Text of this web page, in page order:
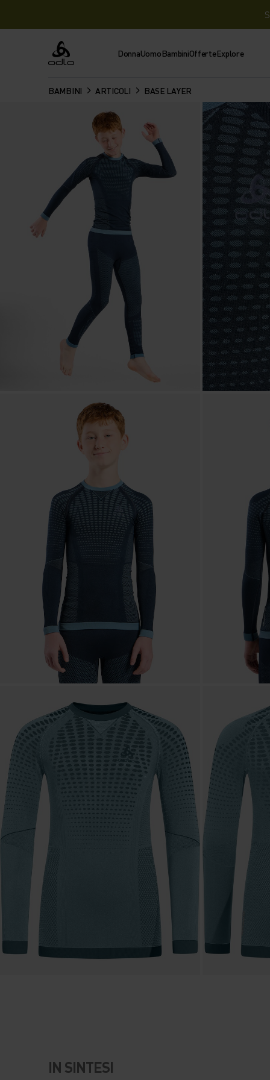
Odlo DonnaUomoBambiniOfferteExplore
BAMBINI ARTICOLI BASE LAYER
IN SINTESI